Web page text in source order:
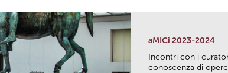
aMICi 2023-2024
Incontri con i
conoscenza di